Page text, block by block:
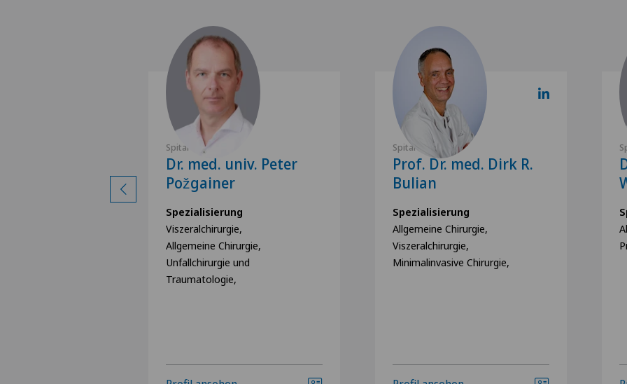
Spital Zofingen
Dr. med. univ. Peter
Požgainer
Spezialisierung
Viszeralchirurgie,
Allgemeine Chirurgie,
Unfallchirurgie und
Traumatologie,
Spital Zofingen
Prof. Dr. med. Dirk R.
Bulian
Spezialisierung
Allgemeine Chirurgie,
Viszeralchirurgie,
Minimalinvasive Chirurgie,